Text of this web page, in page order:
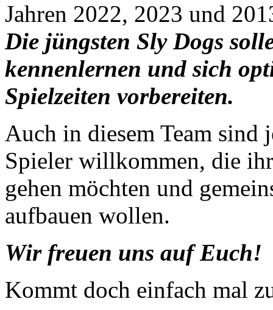
Jahren 2022, 2023 und
Die jüngsten Sly Dogs
kennenlernen und sich
Spielzeiten vorbereiten.
Auch in diesem Team sind
Spieler willkommen, die
gehen möchten und
aufbauen wollen.
Wir freuen uns auf Euch!
Kommt doch einfach mal